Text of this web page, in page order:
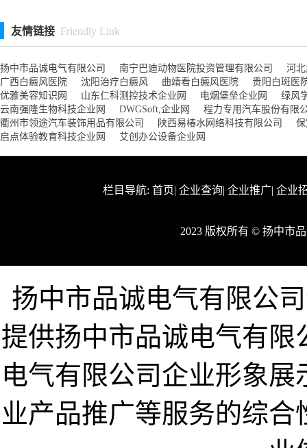
友情链接 Friendly Link
扬中市品诚电气有限公司 南宁巴迪动物医院投资管理有限公司
河
广西白癜风医院
沈阳治疗白癜风 曲靖看白癜风医院
贵阳白斑医
优雅美容知识网
山东仁科测控技术企业网 电烟堡垒企业网
绿风
云南强隆生物科技企业网
DWGSoft,企业网
程力专用汽车股份有限
衢州市领途汽车装饰用品有限公司
陕西易椿水网络科技有限公司
启点体验教育科技企业网
艾创办公设备企业网
栏目导航: 首页| 企业查询| 企业推广| 企业
2023 版权所有 © 扬中市
扬中市品诚电气有限公
提供扬中市品诚电气有
电气有限公司企业形象
业产品推广等服务的综